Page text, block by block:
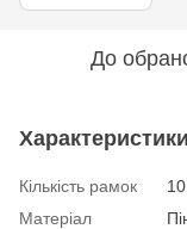
До
Характеристики
Кількість рамок
Матеріал